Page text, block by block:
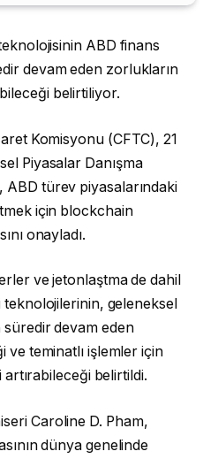
ABD finans
devam eden zorlukların
belirtiliyor.
Komisyonu (CFTC), 21
Piyasalar Danışma
türev piyasalarındaki
için blockchain
onayladı.
ve jetonlaştma de dahil
geleneksel
devam eden
ve teminatlı işlemler için
belirtildi.
Caroline D. Pham,
dünya genelinde